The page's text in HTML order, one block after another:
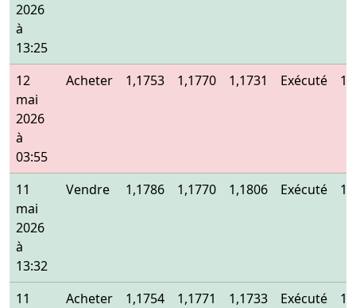
2026
à
13:25
12
mai
2026
à
03:55
Acheter 1,1753 1,1770 1,1731 Exécuté
11
mai
2026
à
13:32
Vendre 1,1786 1,1770 1,1806 Exécuté
11
Acheter 1,1754 1,1771 1,1733 Exécuté